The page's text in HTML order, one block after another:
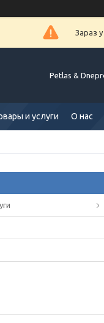
Зараз
Petlas &
и услуги О нас